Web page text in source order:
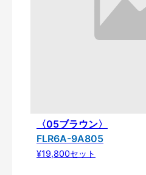
〈05ブラウン〉
FLR6A-9A805
¥19,800セット